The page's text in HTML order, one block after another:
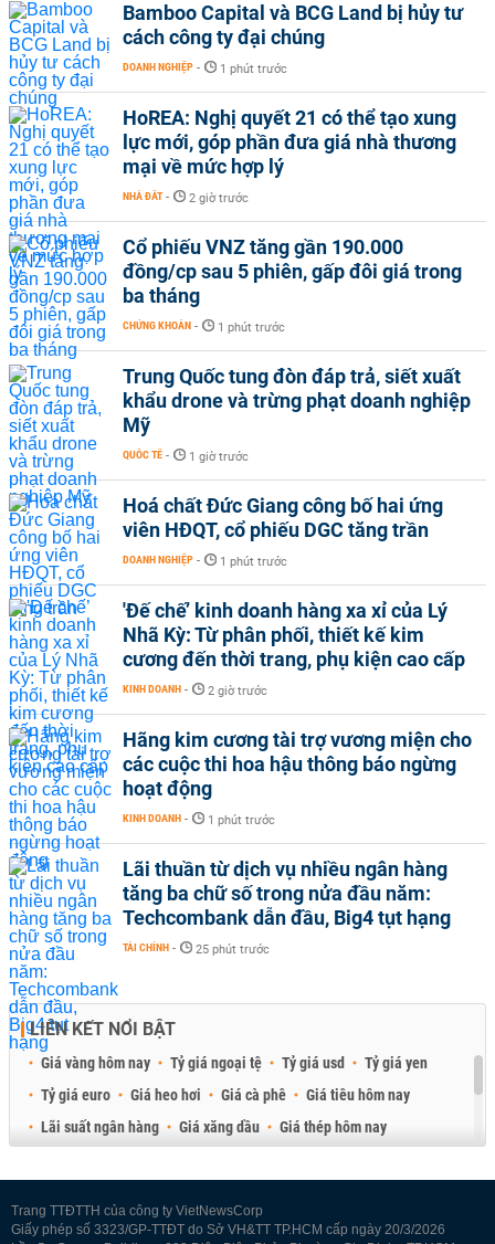
Bamboo Capital và BCG Land bị hủy tư
cách công ty đại chúng
DOANH NGHIỆP - 1 phút trước
HoREA: Nghị quyết 21 có thể tạo xung
lực mới, góp phần đưa giá nhà thương
mại về mức hợp lý
NHÀ ĐẤT - 2 giờ trước
Cổ phiếu VNZ tăng gần 190.000
đồng/cp sau 5 phiên, gấp đôi giá trong
ba tháng
CHỨNG KHOÁN - 1 phút trước
Trung Quốc tung đòn đáp trả, siết xuất
khẩu drone và trừng phạt doanh nghiệp
Mỹ
QUỐC TẾ - 1 giờ trước
Hoá chất Đức Giang công bố hai ứng
viên HĐQT, cổ phiếu DGC tăng trần
DOANH NGHIỆP - 1 phút trước
'Đế chế’ kinh doanh hàng xa xỉ của Lý
Nhã Kỳ: Từ phân phối, thiết kế kim
cương đến thời trang, phụ kiện cao cấp
KINH DOANH - 2 giờ trước
Hãng kim cương tài trợ vương miện cho
các cuộc thi hoa hậu thông báo ngừng
hoạt động
KINH DOANH - 1 phút trước
Lãi thuần từ dịch vụ nhiều ngân hàng
tăng ba chữ số trong nửa đầu năm:
Techcombank dẫn đầu, Big4 tụt hạng
TÀI CHÍNH - 25 phút trước
LIÊN KẾT NỔI BẬT
Giá vàng hôm nay Tỷ giá ngoại tệ Tỷ giá usd
Tỷ giá yen
Tỷ giá euro
Giá heo hơi Giá cà phê
Giá tiêu hôm nay
Lãi suất ngân hàng
Giá xăng dầu
Giá thép hôm nay
Trang TTĐTTH của công ty VietNewsCorp
Giấy phép số 3323/GP-TTĐT do Sở VH&TT TP.HCM cấp ngày 20/3/2026